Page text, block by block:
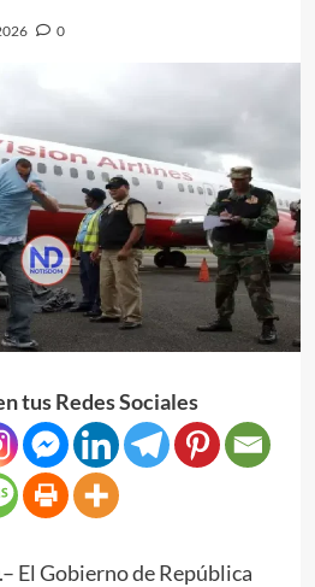
0
tus Redes Sociales
El Gobierno de República